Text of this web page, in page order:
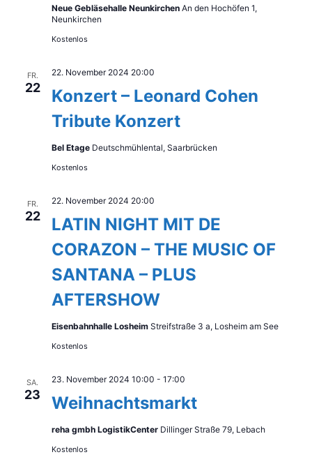
Neue Gebläsehalle Neunkirchen An den Hochöfen 1,
Neunkirchen
Kostenlos
FR.
22
Konzert – Leonard Cohen
Tribute Konzert
22. November 2024 20:00
Bel Etage Deutschmühlental, Saarbrücken
Kostenlos
FR.
22
LATIN NIGHT MIT DE
CORAZON – THE MUSIC OF
SANTANA – PLUS
AFTERSHOW
22. November 2024 20:00
Eisenbahnhalle Losheim Streifstraße 3 a, Losheim am See
Kostenlos
SA.
23 Weihnachtsmarkt
23. November 2024 10:00 - 17:00
reha gmbh LogistikCenter Dillinger Straße 79, Lebach
Kostenlos